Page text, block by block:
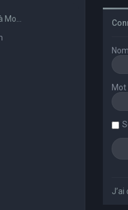
Mo…
Mot